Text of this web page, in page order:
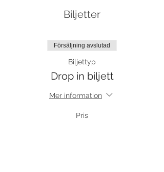
Biljetter
Försäljning avslutad
Biljettyp
Drop in biljett
Mer information
Pris